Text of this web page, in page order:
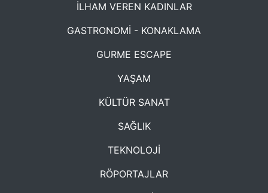
İLHAM VEREN KADINLAR
GASTRONOMİ - KONAKLAMA
GURME ESCAPE
YAŞAM
KÜLTÜR SANAT
SAĞLIK
TEKNOLOJİ
RÖPORTAJLAR